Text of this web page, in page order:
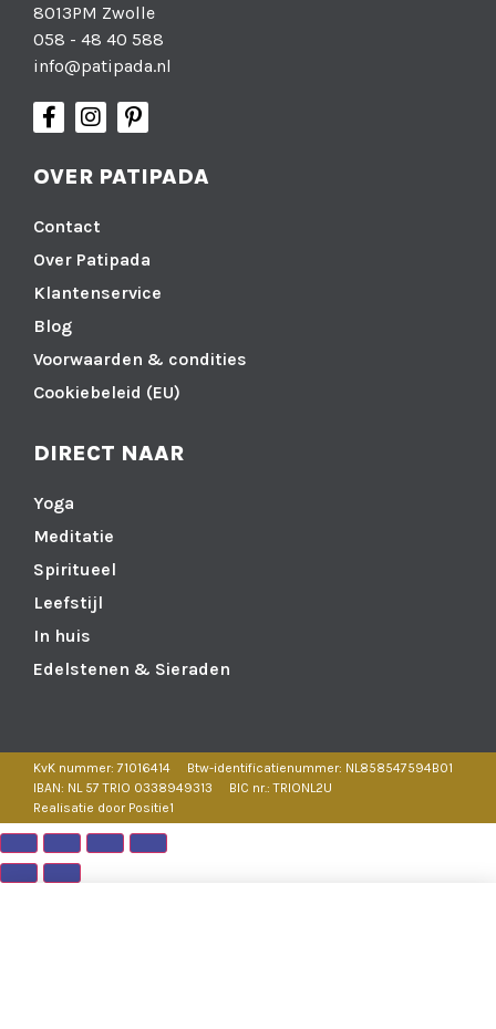
8013PM Zwolle
058 - 48 40 588
info@patipada.nl
OVER PATIPADA
Contact
Over Patipada
Klantenservice
Blog
Voorwaarden & condities
Cookiebeleid (EU)
DIRECT NAAR
Yoga
Meditatie
Spiritueel
Leefstijl
In huis
Edelstenen & Sieraden
KvK nummer: 71016414
Btw-identificatienummer: NL858547594B01
IBAN: NL 57 TRIO 0338949313
BIC nr.: TRIONL2U
Realisatie door Positie1